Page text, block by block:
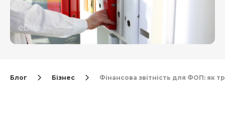
Блог Бізнес Фінансова звітність для ФОП: як